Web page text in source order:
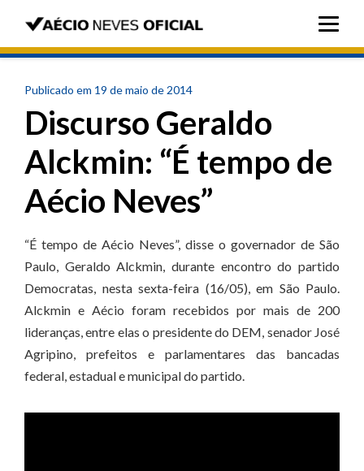
Publicado em 19 de maio de 2014
Discurso Geraldo
Alckmin: “É tempo de
Aécio Neves”
“É tempo de Aécio Neves”, disse o governador de São
Paulo, Geraldo Alckmin, durante encontro do partido
Democratas, nesta sexta-feira (16/05), em São Paulo.
Alckmin e Aécio foram recebidos por mais de 200
lideranças, entre elas o presidente do DEM, senador José
Agripino, prefeitos e parlamentares das bancadas
federal, estadual e municipal do partido.